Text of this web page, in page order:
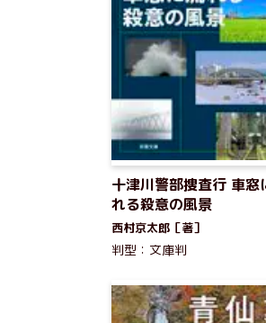
十津川警部捜査行 車窓
れる殺意の風景
西村京太郎［著］
判型：文庫判